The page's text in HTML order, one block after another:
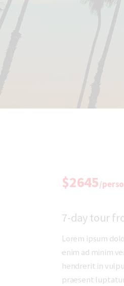
$2645/
7-day tour
Lorem ipsum
enim ad minim
hendrerit in
praesent